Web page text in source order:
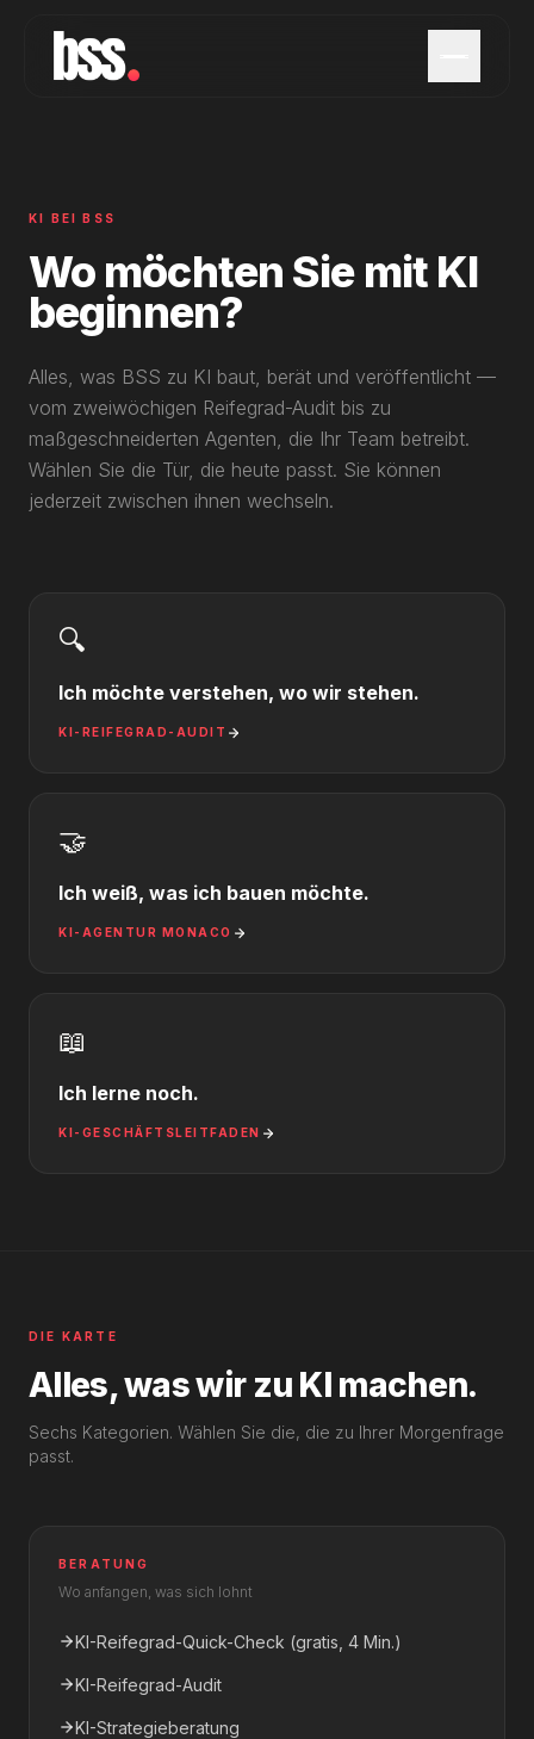
KI BEI BSS
Wo möchten Sie mit KI
beginnen?
Alles, was BSS zu KI baut, berät und veröffentlicht —
vom zweiwöchigen Reifegrad-Audit bis zu
maßgeschneiderten Agenten, die Ihr Team betreibt.
Wählen Sie die Tür, die heute passt. Sie können
jederzeit zwischen ihnen wechseln.
🔍
Ich möchte verstehen, wo wir stehen.
KI-REIFEGRAD-AUDIT
🤝
Ich weiß, was ich bauen möchte.
KI-AGENTUR MONACO
📖
Ich lerne noch.
KI-GESCHÄFTSLEITFADEN
DIE KARTE
Alles, was wir zu KI machen.
Sechs Kategorien. Wählen Sie die, die zu Ihrer Morgenfrage
passt.
BERATUNG
Wo anfangen, was sich lohnt
KI-Reifegrad-Quick-Check (gratis, 4 Min.)
KI-Reifegrad-Audit
KI-Strategieberatung